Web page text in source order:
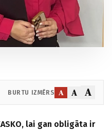
BURTU IZMĒRS A A A
lai gan obligāta ir